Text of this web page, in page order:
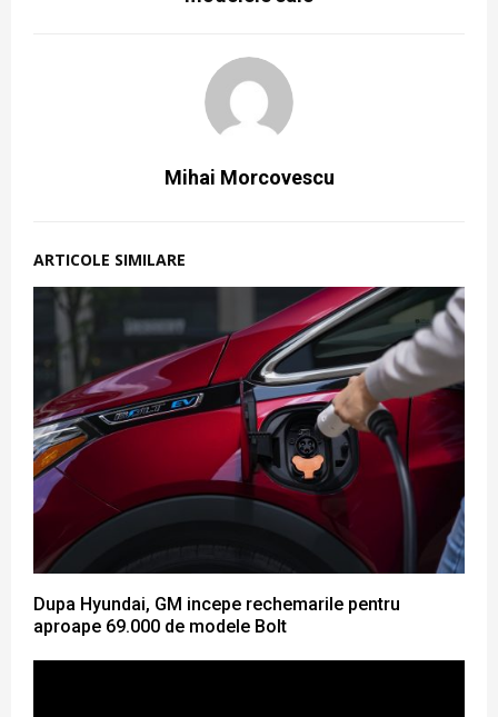
Mihai Morcovescu
ARTICOLE SIMILARE
Dupa Hyundai, GM incepe rechemarile pentru
aproape 69.000 de modele Bolt